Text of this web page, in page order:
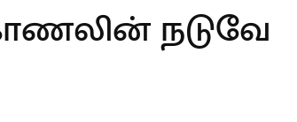
நடுவே